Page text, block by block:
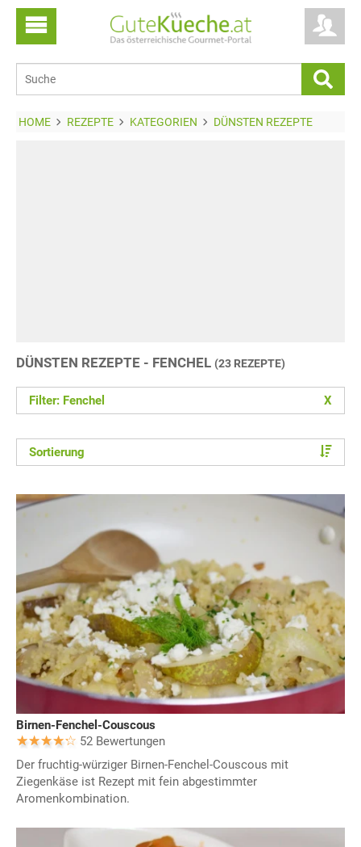
HOME REZEPTE KATEGORIEN DÜNSTEN REZEPTE
DÜNSTEN REZEPTE - FENCHEL (23 REZEPTE)
Filter: Fenchel X
Sortierung
Birnen-Fenchel-Couscous
52 Bewertungen
Der fruchtig-würziger Birnen-Fenchel-Couscous mit
Ziegenkäse ist Rezept mit fein abgestimmter
Aromenkombination.